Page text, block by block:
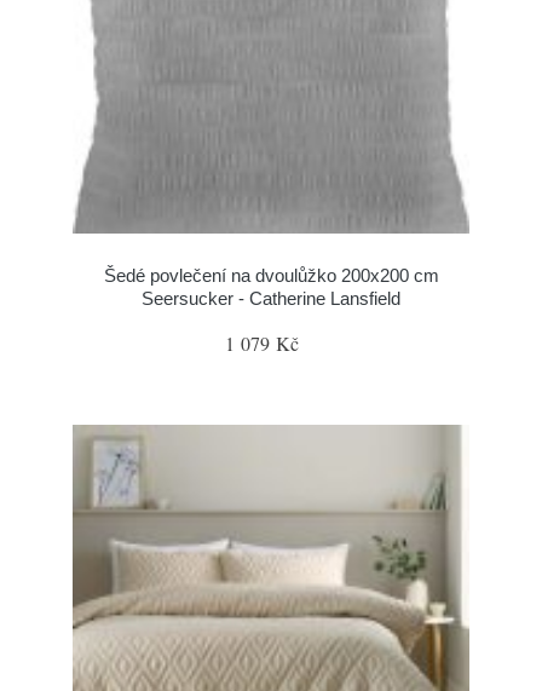
Šedé povlečení na dvoulůžko 200x200 cm
Seersucker - Catherine Lansfield
1 079 Kč